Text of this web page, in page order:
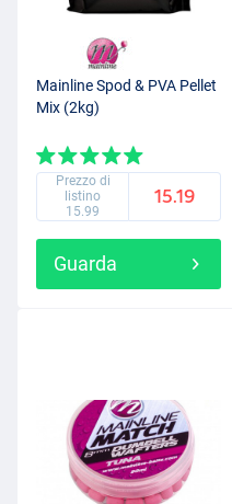
Mainline Spod & PVA Pellet
Mix (2kg)
Prezzo di
listino
15.99
15.19
Guarda